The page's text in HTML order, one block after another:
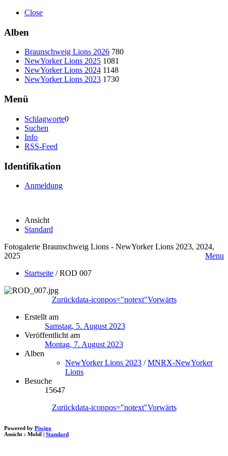
Close
Alben
Braunschweig Lions 2026 780
NewYorker Lions 2025 1081
NewYorker Lions 2024 1148
NewYorker Lions 2023 1730
Menü
Schlagworte0
Suchen
Info
RSS-Feed
Identifikation
Anmeldung
Ansicht
Standard
Fotogalerie Braunschweig Lions - NewYorker Lions 2023, 2024,
2025
Menu
Startseite /ROD 007
Zurückdata-iconpos="notext"Vorwärts
Erstellt am
Samstag, 5. August 2023
Veröffentlicht am
Montag, 7. August 2023
Alben
NewYorker Lions 2023 /MNRX-NewYorker
Lions
Besuche
15647
Zurückdata-iconpos="notext"Vorwärts
Powered by Piwigo
Ansicht : Mobil Standard